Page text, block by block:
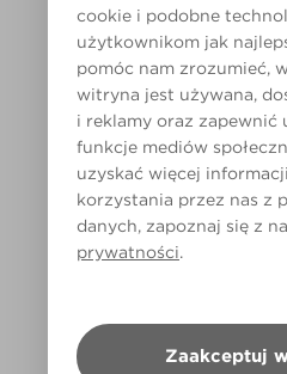
cookie i podobne
użytkownikom jak
pomóc nam zrozumieć,
witryna jest używana,
i reklamy oraz zapewnić
funkcje mediów
uzyskać więcej
korzystania przez nas z
danych, zapoznaj się z
prywatności.
Zaakceptuj
Światło